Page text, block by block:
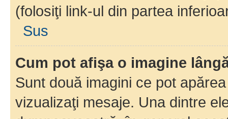
(folosiţi link-ul din partea
Sus
Cum pot afişa o imagine
Sunt două imagini ce pot
vizualizaţi mesaje. Una dintre